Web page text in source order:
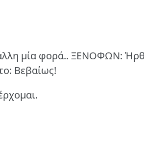
μία φορά.. ΞΕΝΟΦΩΝ:
Βεβαίως!